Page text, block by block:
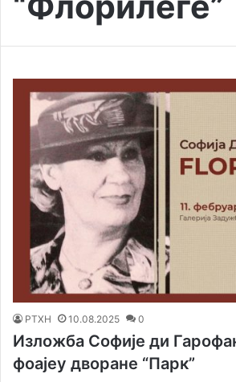
РТХН 10.08.2025 0
Изложба Софије ди
фоајеу дворане “Парк”